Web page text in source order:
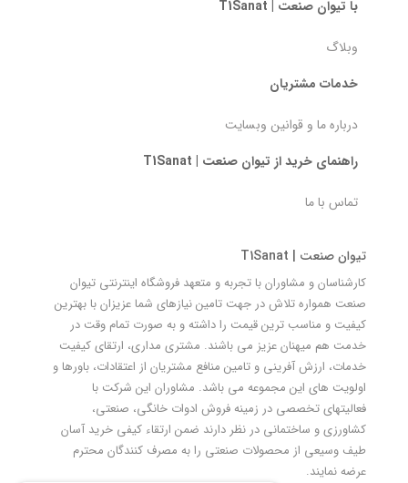
با تیوان صنعت | T1Sanat
وبلاگ
خدمات مشتریان
درباره ما و قوانین وبسایت
راهنمای خرید از تیوان صنعت | T1Sanat
تماس با ما
تیوان صنعت | T1Sanat
کارشناسان و مشاوران با تجربه و متعهد فروشگاه اینترنتی تیوان
صنعت همواره تلاش در جهت تامین نیازهای شما عزیزان با بهترین
کیفیت و مناسب ترین قیمت را داشته و به صورت تمام وقت در
خدمت هم میهنان عزیز می باشند. مشتری مداری، ارتقای کیفیت
خدمات، ارزش آفرینی و تامین منافع مشتریان از اعتقادات، باورها و
اولویت های این مجموعه می باشد. مشاوران این شرکت با
فعالیتهای تخصصی در زمینه فروش ادوات خانگی، صنعتی،
کشاورزی و ساختمانی در نظر دارند ضمن ارتقاء کیفی خرید آسان
طیف وسیعی از محصولات صنعتی را به مصرف کنندگان محترم
عرضه نمایند.